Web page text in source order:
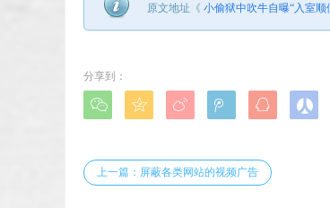
原文地址《 小偷狱中吹牛自曝“入室
分享到：
     
上一篇：屏蔽各类网站的视频广告